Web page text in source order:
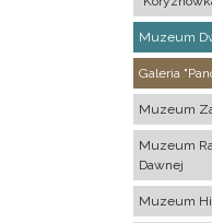
Muzeum
Galeria
Muzeum
Muzeum
Dawnej
Muzeum